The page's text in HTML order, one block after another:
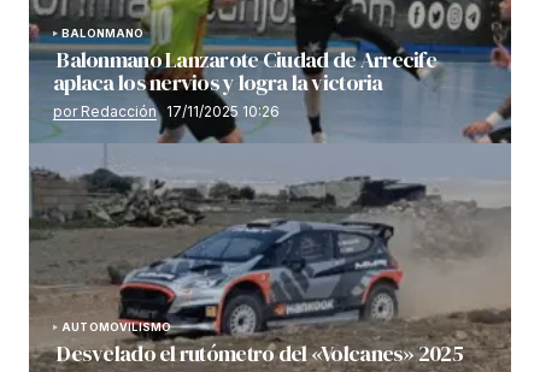
BALONMANO
Balonmano Lanzarote Ciudad de Arrecife
aplaca los nervios y logra la victoria
por Redacción 17/11/2025 10:26
AUTOMOVILISMO
Desvelado el rutómetro del «Volcanes» 2025